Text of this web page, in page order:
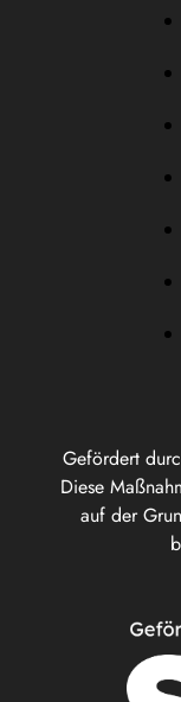
Gefördert
Diese
auf der